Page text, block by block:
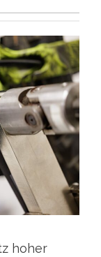
hoher